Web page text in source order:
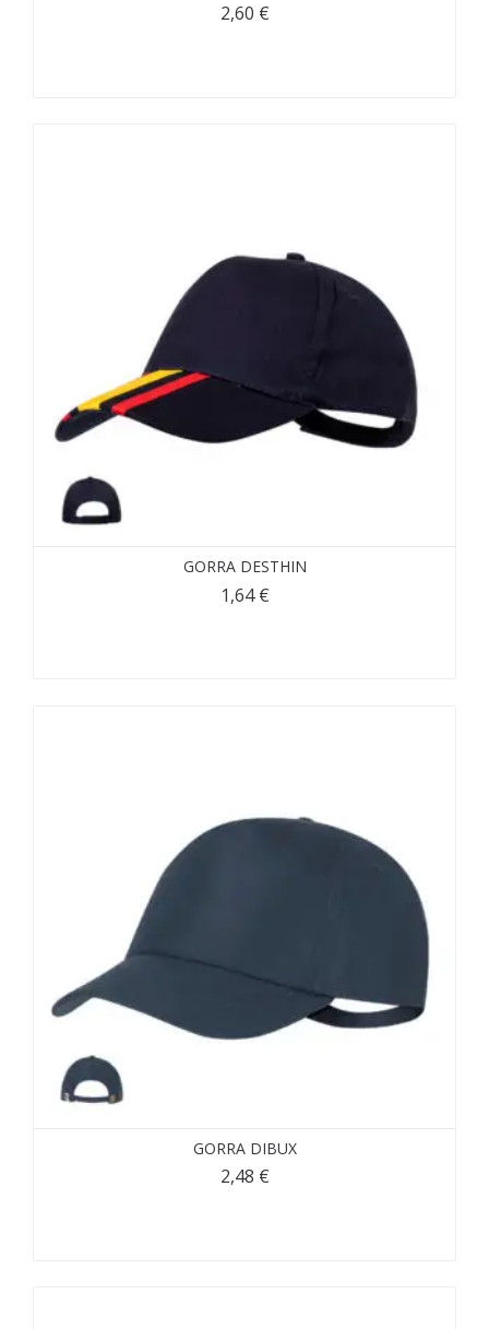
2,60 €
GORRA DESTHIN
1,64€
GORRA DIBUX
2,48 €